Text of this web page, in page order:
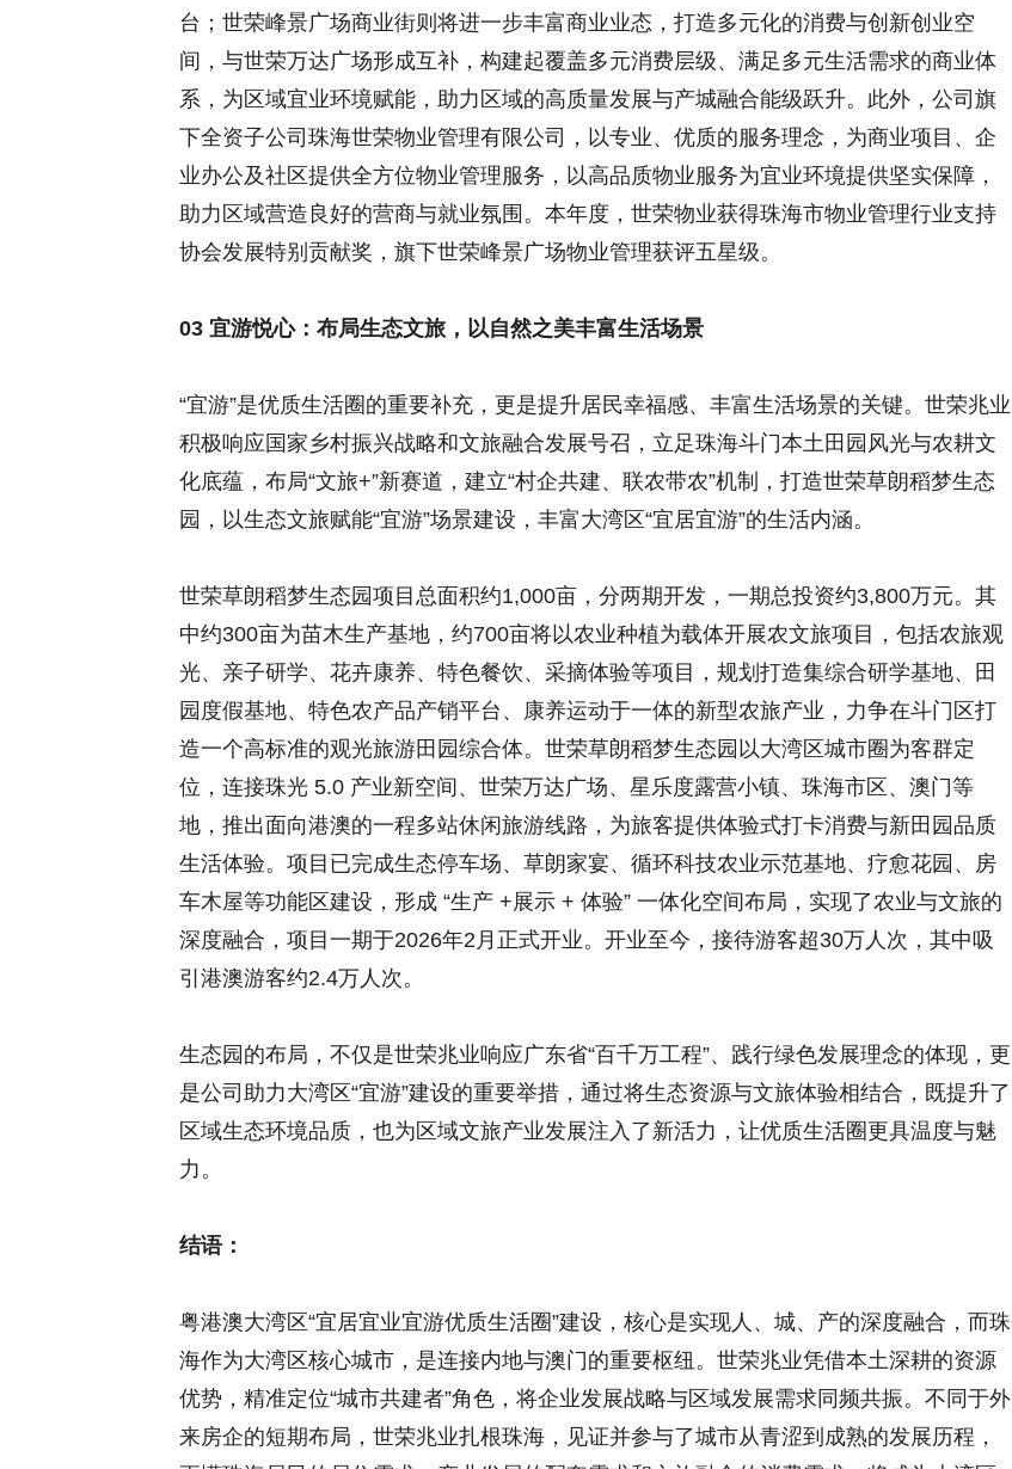
台；世荣峰景广场商业街则将进一步丰富商业业态，打造多元化的消费与创新创业空
间，与世荣万达广场形成互补，构建起覆盖多元消费层级、满足多元生活需求的商业体
系，为区域宜业环境赋能，助力区域的高质量发展与产城融合能级跃升。此外，公司旗
下全资子公司珠海世荣物业管理有限公司，以专业、优质的服务理念，为商业项目、企
业办公及社区提供全方位物业管理服务，以高品质物业服务为宜业环境提供坚实保障，
助力区域营造良好的营商与就业氛围。本年度，世荣物业获得珠海市物业管理行业支持
协会发展特别贡献奖，旗下世荣峰景广场物业管理获评五星级。
03 宜游悦心：布局生态文旅，以自然之美丰富生活场景
“宜游”是优质生活圈的重要补充，更是提升居民幸福感、丰富生活场景的关键。世荣兆业
积极响应国家乡村振兴战略和文旅融合发展号召，立足珠海斗门本土田园风光与农耕文
化底蕴，布局“文旅+”新赛道，建立“村企共建、联农带农”机制，打造世荣草朗稻梦生态
园，以生态文旅赋能“宜游”场景建设，丰富大湾区“宜居宜游”的生活内涵。
世荣草朗稻梦生态园项目总面积约1,000亩，分两期开发，一期总投资约3,800万元。其
中约300亩为苗木生产基地，约700亩将以农业种植为载体开展农文旅项目，包括农旅观
光、亲子研学、花卉康养、特色餐饮、采摘体验等项目，规划打造集综合研学基地、田
园度假基地、特色农产品产销平台、康养运动于一体的新型农旅产业，力争在斗门区打
造一个高标准的观光旅游田园综合体。世荣草朗稻梦生态园以大湾区城市圈为客群定
位，连接珠光 5.0 产业新空间、世荣万达广场、星乐度露营小镇、珠海市区、澳门等
地，推出面向港澳的一程多站休闲旅游线路，为旅客提供体验式打卡消费与新田园品质
生活体验。项目已完成生态停车场、草朗家宴、循环科技农业示范基地、疗愈花园、房
车木屋等功能区建设，形成 “生产 +展示 + 体验” 一体化空间布局，实现了农业与文旅的
深度融合，项目一期于2026年2月正式开业。开业至今，接待游客超30万人次，其中吸
引港澳游客约2.4万人次。
生态园的布局，不仅是世荣兆业响应广东省“百千万工程”、践行绿色发展理念的体现，更
是公司助力大湾区“宜游”建设的重要举措，通过将生态资源与文旅体验相结合，既提升了
区域生态环境品质，也为区域文旅产业发展注入了新活力，让优质生活圈更具温度与魅
力。
结语：
粤港澳大湾区“宜居宜业宜游优质生活圈”建设，核心是实现人、城、产的深度融合，而珠
海作为大湾区核心城市，是连接内地与澳门的重要枢纽。世荣兆业凭借本土深耕的资源
优势，精准定位“城市共建者”角色，将企业发展战略与区域发展需求同频共振。不同于外
来房企的短期布局，世荣兆业扎根珠海，见证并参与了城市从青涩到成熟的发展历程，